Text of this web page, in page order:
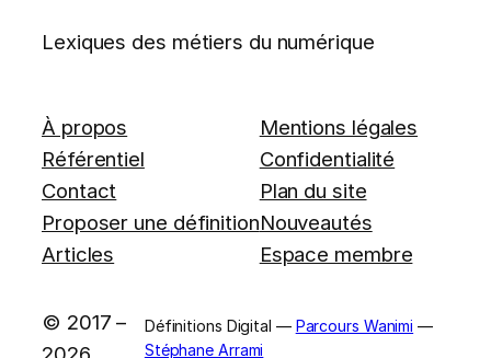
Lexiques des métiers du numérique
À propos
Référentiel
Contact
Proposer une définition
Articles
Mentions légales
Confidentialité
Plan du site
Nouveautés
Espace membre
© 2017 –
Définitions Digital — Parcours Wanimi —
Stéphane Arrami